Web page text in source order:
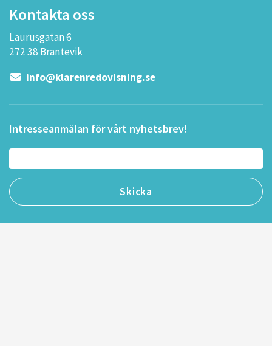
Kontakta oss
Laurusgatan 6
272 38 Brantevik
info@klarenredovisning.se
Intresseanmälan för vårt nyhetsbrev!